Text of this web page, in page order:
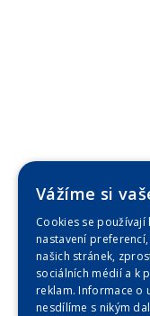
Vážíme si
Cookies se používají
nastavení
našich stránek,
sociálních médií a k
reklam. Informace o
nesdílíme s nikým